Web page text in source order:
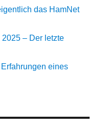
das HamNet
2025 – Der letzte
eines